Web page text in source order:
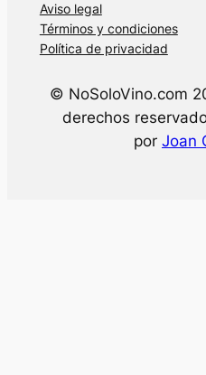
Aviso legal
Términos y condiciones
Política de privacidad
© NoSoloVino.com
derechos
por Joan